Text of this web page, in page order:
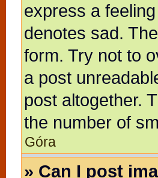
express a
denotes sad.
form. Try not to
a post
post altogether.
the number of
Góra
» Can I post